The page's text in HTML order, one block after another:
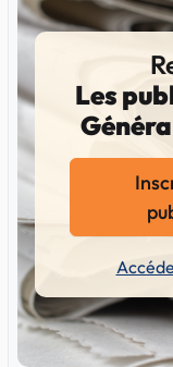
Les